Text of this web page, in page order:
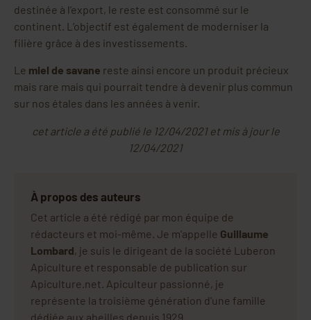
destinée à l’export, le reste est consommé sur le
continent. L’objectif est également de moderniser la
filière grâce à des investissements.
Le miel de savane reste ainsi encore un produit précieux
mais rare mais qui pourrait tendre à devenir plus commun
sur nos étales dans les années à venir.
cet article a été publié le 12/04/2021 et mis à jour le
12/04/2021
À propos des auteurs
Cet article a été rédigé par mon équipe de
rédacteurs et moi-même. Je m'appelle Guillaume
Lombard, je suis le dirigeant de la société Luberon
Apiculture et responsable de publication sur
Apiculture.net. Apiculteur passionné, je
représente la troisième génération d'une famille
dédiée aux abeilles depuis 1929.